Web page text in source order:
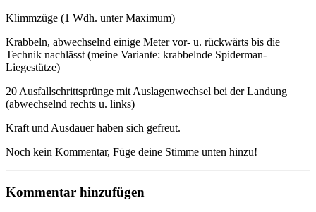
Klimmzüge (1 Wdh. unter Maximum)
Krabbeln, abwechselnd einige Meter vor- u. rückwärts bis die
Technik nachlässt (meine Variante: krabbelnde Spiderman-
Liegestütze)
20 Ausfallschrittsprünge mit Auslagenwechsel bei der Landung
(abwechselnd rechts u. links)
Kraft und Ausdauer haben sich gefreut.
Noch kein Kommentar, Füge deine Stimme unten hinzu!
Kommentar hinzufügen